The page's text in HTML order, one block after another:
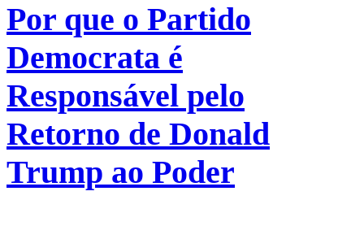
Por que o Partido
Democrata é
Responsável ​​pelo
Retorno de Donald
Trump ao Poder